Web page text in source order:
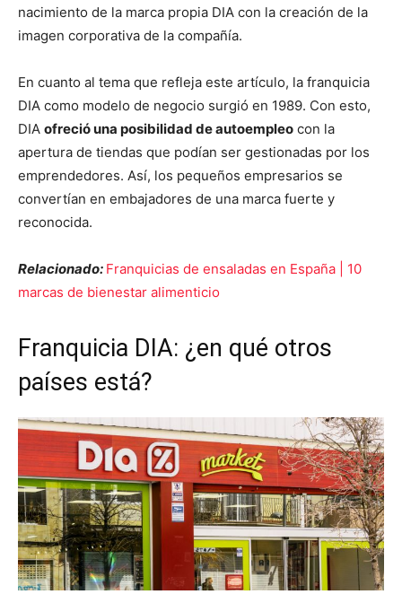
nacimiento de la marca propia DIA con la creación de la
imagen corporativa de la compañía.
En cuanto al tema que refleja este artículo, la franquicia
DIA como modelo de negocio surgió en 1989. Con esto,
DIA ofreció una posibilidad de autoempleo con la
apertura de tiendas que podían ser gestionadas por los
emprendedores. Así, los pequeños empresarios se
convertían en embajadores de una marca fuerte y
reconocida.
Relacionado: Franquicias de ensaladas en España | 10
marcas de bienestar alimenticio
Franquicia DIA: ¿en qué otros
países está?